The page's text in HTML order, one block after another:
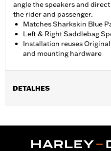
angle the speakers and
the rider and passenger.
Matches Sharkskin Blue
Left & Right Saddlebag
Installation reuses
and mounting hardware
DETALHES
Audio powered by Rockford